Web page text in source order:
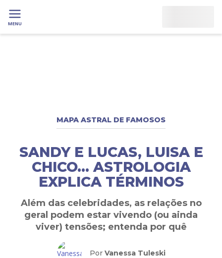
MENU
MAPA ASTRAL DE FAMOSOS
SANDY E LUCAS, LUISA E
CHICO… ASTROLOGIA
EXPLICA TÉRMINOS
Além das celebridades, as relações no
geral podem estar vivendo (ou ainda
viver) tensões; entenda por quê
Por Vanessa Tuleski